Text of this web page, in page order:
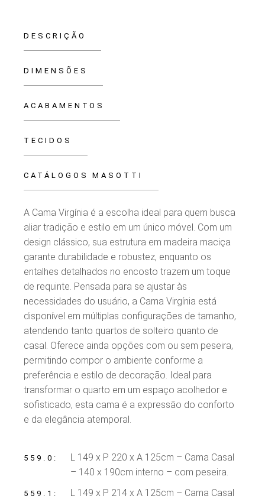
DESCRIÇÃO
DIMENSÕES
ACABAMENTOS
TECIDOS
CATÁLOGOS MASOTTI
A Cama Virgínia é a escolha ideal para quem busca
aliar tradição e estilo em um único móvel. Com um
design clássico, sua estrutura em madeira maciça
garante durabilidade e robustez, enquanto os
entalhes detalhados no encosto trazem um toque
de requinte. Pensada para se ajustar às
necessidades do usuário, a Cama Virgínia está
disponível em múltiplas configurações de tamanho,
atendendo tanto quartos de solteiro quanto de
casal. Oferece ainda opções com ou sem peseira,
permitindo compor o ambiente conforme a
preferência e estilo de decoração. Ideal para
transformar o quarto em um espaço acolhedor e
sofisticado, esta cama é a expressão do conforto
e da elegância atemporal.
559.0
L 149 x P 220 x A 125cm – Cama Casal
– 140 x 190cm interno – com peseira.
559.1
L 149 x P 214 x A 125cm – Cama Casal